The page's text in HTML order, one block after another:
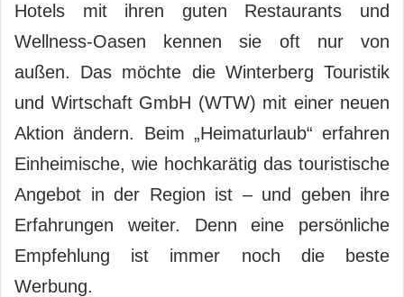
Hotels mit ihren guten Restaurants und
Wellness-Oasen kennen sie oft nur von
außen. Das möchte die Winterberg Touristik
und Wirtschaft GmbH (WTW) mit einer neuen
Aktion ändern. Beim „Heimaturlaub“ erfahren
Einheimische, wie hochkarätig das touristische
Angebot in der Region ist – und geben ihre
Erfahrungen weiter. Denn eine persönliche
Empfehlung ist immer noch die beste
Werbung.